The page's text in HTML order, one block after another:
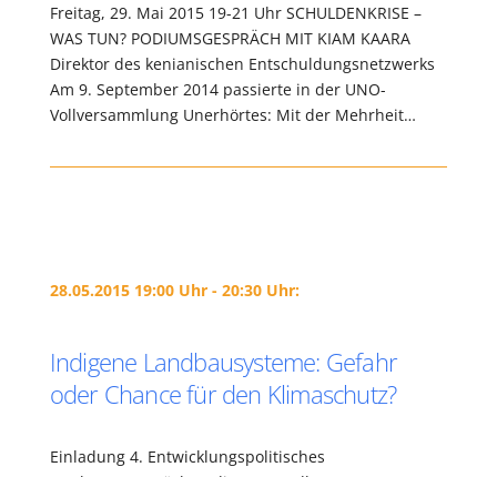
Freitag, 29. Mai 2015 19-21 Uhr SCHULDENKRISE –
WAS TUN? PODIUMSGESPRÄCH MIT KIAM KAARA
Direktor des kenianischen Entschuldungsnetzwerks
Am 9. September 2014 passierte in der UNO-
Vollversammlung Unerhörtes: Mit der Mehrheit…
28.05.2015 19:00 Uhr - 20:30 Uhr:
Indigene Landbausysteme: Gefahr
oder Chance für den Klimaschutz?
Einladung 4. Entwicklungspolitisches